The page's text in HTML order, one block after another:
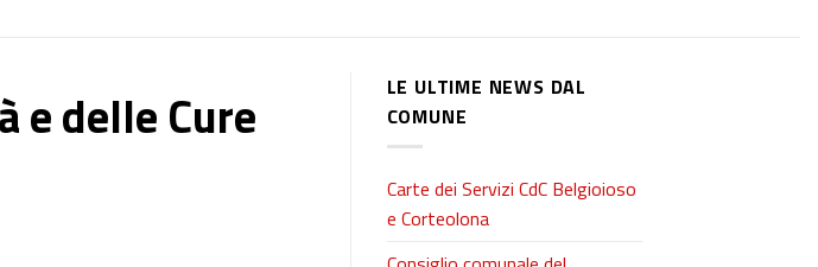
e delle Cure
LE ULTIME NEWS DAL
COMUNE
Carte dei Servizi CdC Belgioioso
e Corteolona